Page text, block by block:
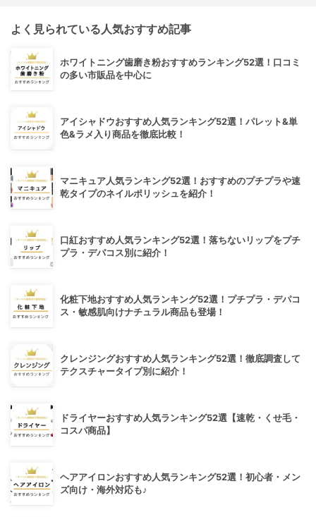
よく見られている人気おすすめ記事
ホワイトニング歯磨き粉おすすめランキング52選！口コミ
の多い市販品を中心に
アイシャドウおすすめ人気ランキング52選！パレット&単
色&ラメ入り商品を徹底比較！
マニキュア人気ランキング52選！おすすめのプチプラや速
乾タイプのネイルポリッシュを紹介！
口紅おすすめ人気ランキング52選！落ちないリップをプチ
プラ・デパコス別に紹介！
化粧下地おすすめ人気ランキング52選！プチプラ・デパコ
ス・敏感肌向けナチュラル商品も登場！
クレンジングおすすめ人気ランキング52選！徹底調査して
テクスチャータイプ別に紹介！
ドライヤーおすすめ人気ランキング52選【速乾・くせ毛・
コスパ商品】
ヘアアイロンおすすめ人気ランキング52選！初心者・メン
ズ向け・海外対応も♪